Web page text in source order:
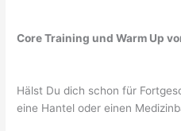
Core Training und Warm Up
Hälst Du dich schon für
eine Hantel oder einen